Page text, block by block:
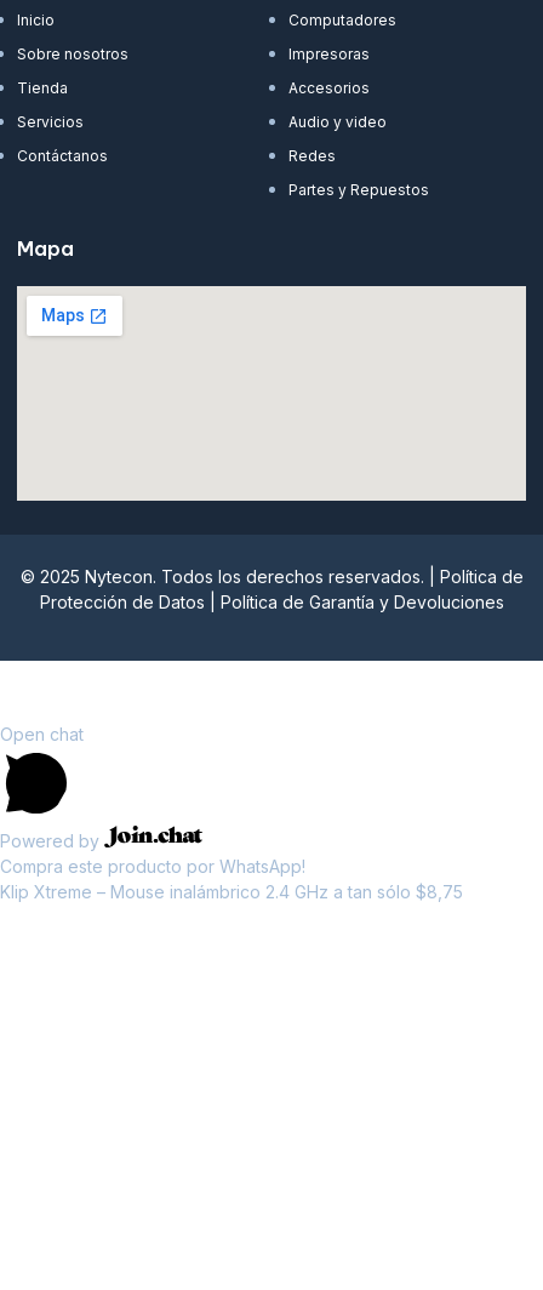
Inicio
Sobre nosotros
Tienda
Servicios
Contáctanos
Computadores
Impresoras
Accesorios
Audio y video
Redes
Partes y Repuestos
Mapa
© 2025 Nytecon. Todos los derechos reservados. | Política de
Protección de Datos
Política de Garantía y Devoluciones
Open chat
Powered by
Compra este producto por WhatsApp!
Klip Xtreme – Mouse inalámbrico 2.4 GHz a tan sólo $8,75